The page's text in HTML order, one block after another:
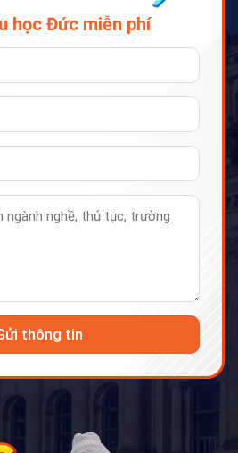
học Đức miễn phí